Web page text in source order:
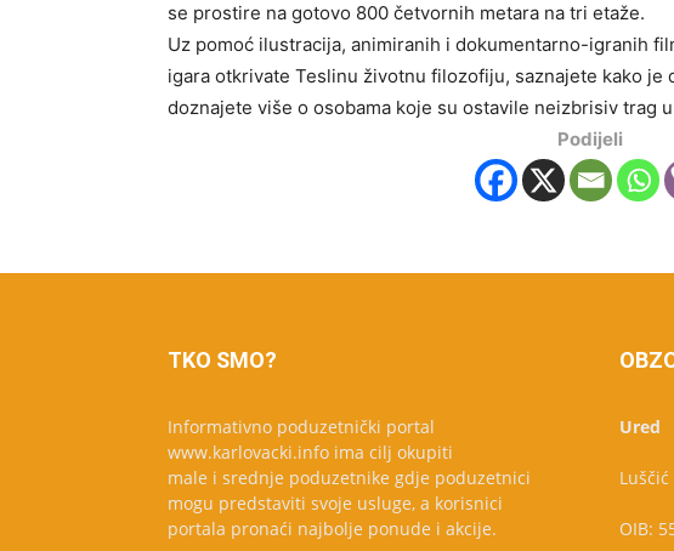
se prostire na gotovo 800 četvornih metara na tri etaže.
Uz pomoć ilustracija, animiranih i dokumentarno-igranih
igara otkrivate Teslinu životnu filozofiju, saznajete kako je
doznajete više o osobama koje su ostavile neizbrisiv trag
Podijeli
TKO SMO?
Informativno poduzetnički portal
www.karlovacki.info ima cilj okupiti
male i srednje poduzetnike gdje poduzetnici
mogu predstaviti svoje usluge, a korisnici
portala pronaći najbolje ponude i akcije.
Ured
OIB: